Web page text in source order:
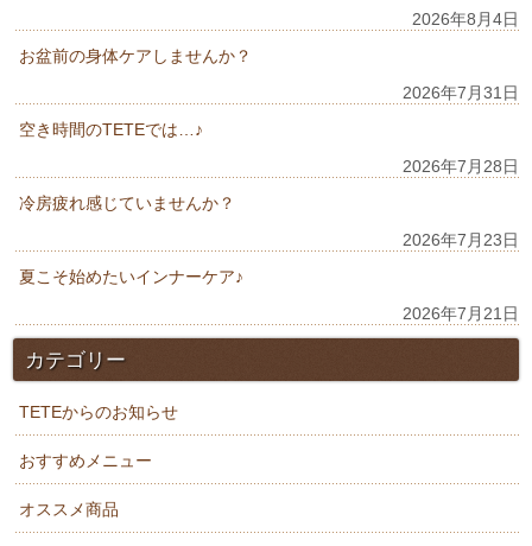
2026年8月4日
お盆前の身体ケアしませんか？
2026年7月31日
空き時間のTETEでは…♪
2026年7月28日
冷房疲れ感じていませんか？
2026年7月23日
夏こそ始めたいインナーケア♪
2026年7月21日
カテゴリー
TETEからのお知らせ
おすすめメニュー
オススメ商品